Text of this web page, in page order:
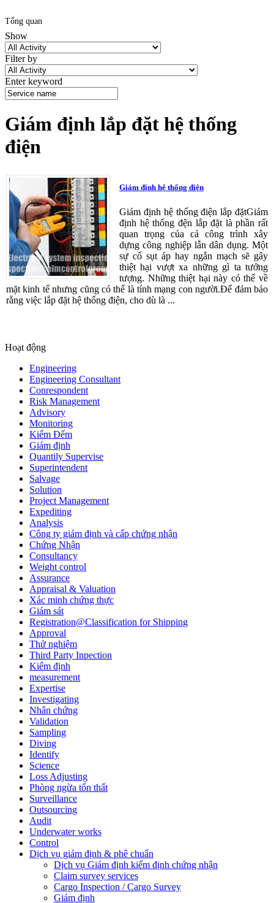
Tổng quan
Show
Filter by
Enter keyword
Giám định lắp đặt hệ thống
điện
Giám định hệ thống điện
Giám định hệ thống điện lắp đặtGiám
định hệ thống đện lắp đặt là phần rất
quan trọng của cả công trình xây
dựng công nghiệp lẫn dân dụng. Một
sự cố sụt áp hay ngắn mạch sẽ gây
thiệt hại vượt xa những gì ta tưởng
tượng. Những thiệt hại này có thể về
mặt kinh tế nhưng cũng có thể là tính mạng con người.Để đảm bảo
rằng việc lắp đặt hệ thống điện, cho dù là ...
Hoạt động
Engineering
Engineering Consultant
Conrespondent
Risk Management
Advisory
Monitoring
Kiểm Đếm
Giám định
Quantily Supervise
Superintendent
Salvage
Solution
Project Management
Expediting
Analysis
Công ty giám định và cấp chứng nhận
Chứng Nhận
Consultancy
Weight control
Assurance
Appraisal & Valuation
Xác minh chứng thực
Giám sát
Registration@Classification for Shipping
Approval
Thử nghiệm
Third Party Inpection
Kiểm định
measurement
Expertise
Investigating
Nhân chứng
Validation
Sampling
Diving
Identify
Science
Loss Adjusting
Phòng ngừa tổn thất
Surveillance
Outsourcing
Audit
Underwater works
Control
Dịch vụ giám định & phê chuẩn
Dịch vụ Giám định kiểm định chứng nhận
Claim survey services
Cargo Inspection / Cargo Survey
Giám định